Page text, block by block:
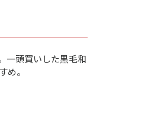
一頭買いした黒毛和
め。